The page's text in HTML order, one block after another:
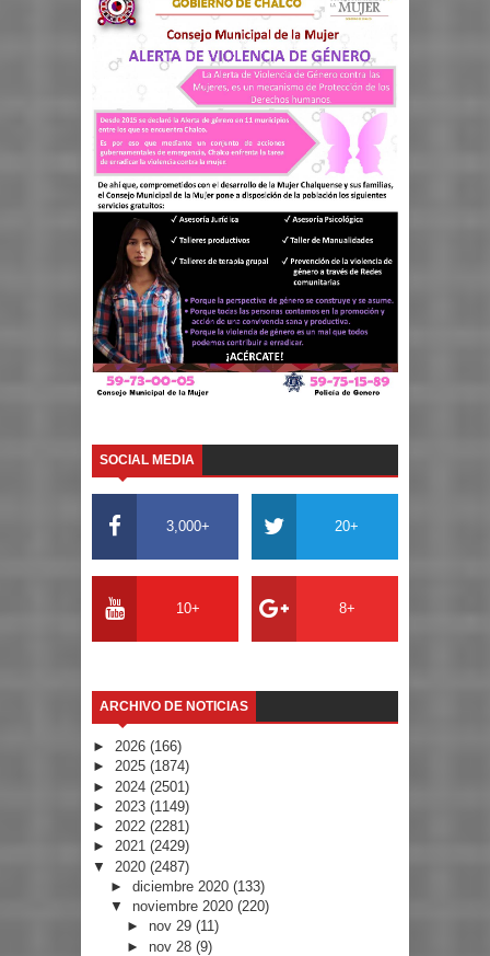
SOCIAL MEDIA
3,000+ 20+
10+ 8+
ARCHIVO DE NOTICIAS
► 2026 (166)
► 2025 (1874)
► 2024 (2501)
► 2023 (1149)
► 2022 (2281)
► 2021 (2429)
▼ 2020 (2487)
► diciembre 2020 (133)
▼ noviembre 2020 (220)
► nov 29(11)
► nov 28(9)